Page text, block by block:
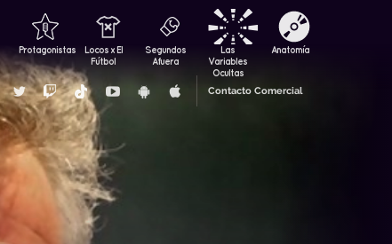
Protagonistas
Locos x El
Fútbol
Segundos
Afuera
Las
Variables
Ocultas
Anatomía
Contacto Comercial